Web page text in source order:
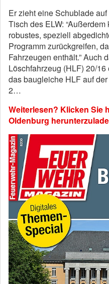
Er zieht eine Schublade
Tisch des ELW:
robustes, speziell
Programm zurückgreifen,
Fahrzeugen enthält.” Auch
Löschfahrzeug (HLF) 20/
das baugleiche HLF auf
2…
Weiterlesen? Klicken Sie
Oldenburg